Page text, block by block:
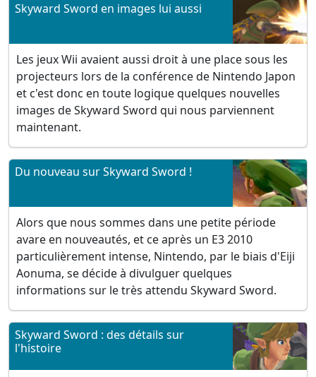
Skyward Sword en images lui aussi
Les jeux Wii avaient aussi droit à une place sous les
projecteurs lors de la conférence de Nintendo Japon
et c'est donc en toute logique quelques nouvelles
images de Skyward Sword qui nous parviennent
maintenant.
Du nouveau sur Skyward Sword !
Alors que nous sommes dans une petite période
avare en nouveautés, et ce après un E3 2010
particulièrement intense, Nintendo, par le biais d'Eiji
Aonuma, se décide à divulguer quelques
informations sur le très attendu Skyward Sword.
Skyward Sword : des détails sur
l'histoire